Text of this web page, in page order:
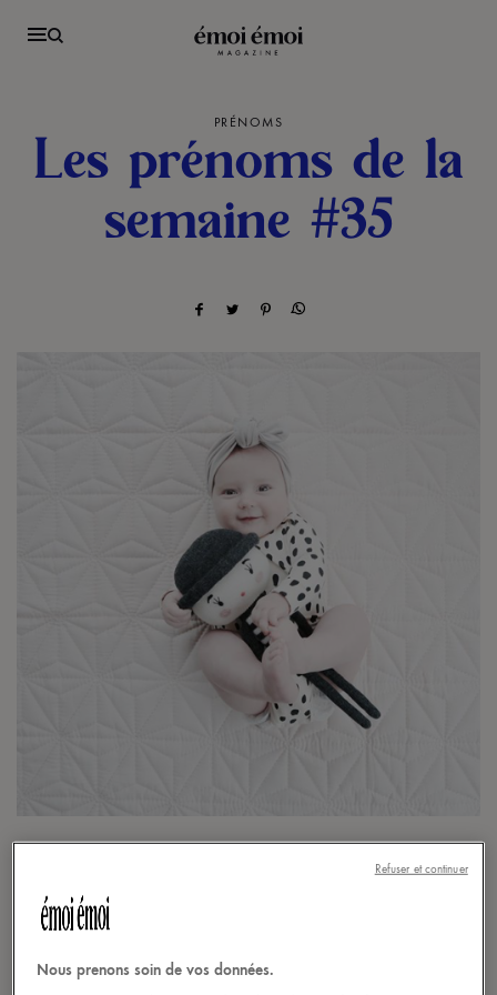
PRÉNOMS
Les prénoms de la
semaine #35
En manque d’inspiration alors que votre bout d’chou
pointe son nez dans quelques mois ? Chaque semaine,
nous vous proposons une petite sélection de prénoms :
classiques, rétro, pointus, fantaisistes, intemporels… il y en
Nous prenons soin de vos données.
Refuser et continuer